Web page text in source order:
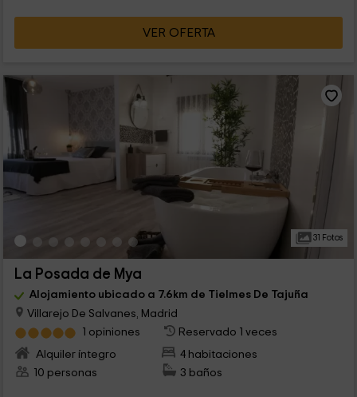
VER OFERTA
31 Fotos
La Posada de Mya
Alojamiento ubicado a 7.6km de Tielmes De Tajuña
Villarejo De Salvanes, Madrid
1 opiniones
Reservado 1 veces
Alquiler íntegro
4 habitaciones
10 personas
3 baños